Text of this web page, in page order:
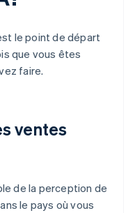
le point de départ
que vous êtes
faire.
ventes
de la perception de
le pays où vous